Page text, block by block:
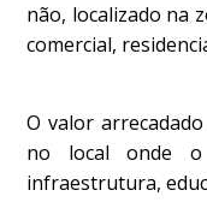
não, localizado na
comercial,
O valor
no local onde o
infraestrutura,